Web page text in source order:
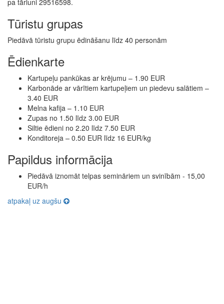
Tūristu grupas
Piedāvā tūristu grupu ēdināšanu līdz 40 personām
Ēdienkarte
Kartupeļu pankūkas ar krējumu – 1.90 EUR
Karbonāde ar vārītiem kartupeļiem un piedevu salātiem –
3.40 EUR
Melna kafija – 1.10 EUR
Zupas no 1.50 līdz 3.00 EUR
Siltie ēdieni no 2.20 līdz 7.50 EUR
Konditoreja – 0.50 EUR līdz 16 EUR/kg
Papildus informācija
Piedāvā iznomāt telpas semināriem un svinībām - 15,00
EUR/h
atpakaļ uz augšu